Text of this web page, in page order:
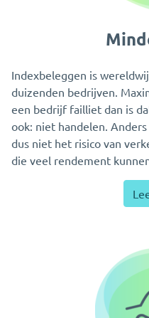
Indexbeleggen is
duizenden bedrijven.
een bedrijf failliet dan is
ook: niet handelen.
dus niet het risico van
die veel rendement